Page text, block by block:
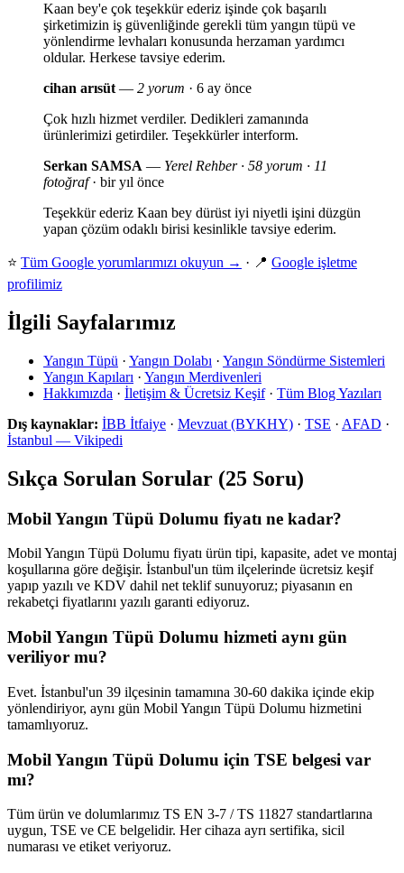
Kaan bey'e çok teşekkür ederiz işinde çok başarılı
şirketimizin iş güvenliğinde gerekli tüm yangın tüpü ve
yönlendirme levhaları konusunda herzaman yardımcı
oldular. Herkese tavsiye ederim.
cihan arısüt — 2 yorum · 6 ay önce
Çok hızlı hizmet verdiler. Dedikleri zamanında
ürünlerimizi getirdiler. Teşekkürler interform.
Serkan SAMSA — Yerel Rehber · 58 yorum · 11
fotoğraf· bir yıl önce
Teşekkür ederiz Kaan bey dürüst iyi niyetli işini düzgün
yapan çözüm odaklı birisi kesinlikle tavsiye ederim.
⭐ Tüm Google yorumlarımızı okuyun → · 📍 Google işletme
profilimiz
İlgili Sayfalarımız
Yangın Tüpü · Yangın Dolabı · Yangın Söndürme Sistemleri
Yangın Kapıları · Yangın Merdivenleri
Hakkımızda · İletişim & Ücretsiz Keşif· Tüm Blog Yazıları
Dış kaynaklar: İBB İtfaiye · Mevzuat (BYKHY) · TSE · AFAD ·
İstanbul — Vikipedi
Sıkça Sorulan Sorular (25 Soru)
Mobil Yangın Tüpü Dolumu fiyatı ne kadar?
Mobil Yangın Tüpü Dolumu fiyatı ürün tipi, kapasite, adet ve montaj
koşullarına göre değişir. İstanbul'un tüm ilçelerinde ücretsiz keşif
yapıp yazılı ve KDV dahil net teklif sunuyoruz; piyasanın en
rekabetçi fiyatlarını yazılı garanti ediyoruz.
Mobil Yangın Tüpü Dolumu hizmeti aynı gün
veriliyor mu?
Evet. İstanbul'un 39 ilçesinin tamamına 30-60 dakika içinde ekip
yönlendiriyor, aynı gün Mobil Yangın Tüpü Dolumu hizmetini
tamamlıyoruz.
Mobil Yangın Tüpü Dolumu için TSE belgesi var
mı?
Tüm ürün ve dolumlarımız TS EN 3-7 / TS 11827 standartlarına
uygun, TSE ve CE belgelidir. Her cihaza ayrı sertifika, sicil
numarası ve etiket veriyoruz.